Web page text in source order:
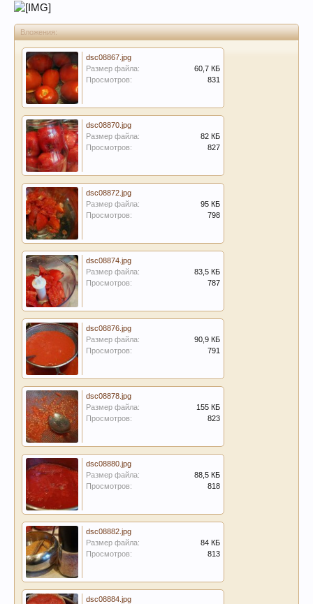
Вложения:
dsc08867.jpg
Размер файла:
60,7 КБ
Просмотров:
831
dsc08870.jpg
Размер файла:
82 КБ
Просмотров:
827
dsc08872.jpg
Размер файла:
95 КБ
Просмотров:
798
dsc08874.jpg
Размер файла:
83,5 КБ
Просмотров:
787
dsc08876.jpg
Размер файла:
90,9 КБ
Просмотров:
791
dsc08878.jpg
Размер файла:
155 КБ
Просмотров:
823
dsc08880.jpg
Размер файла:
88,5 КБ
Просмотров:
818
dsc08882.jpg
Размер файла:
84 КБ
Просмотров:
813
dsc08884.jpg